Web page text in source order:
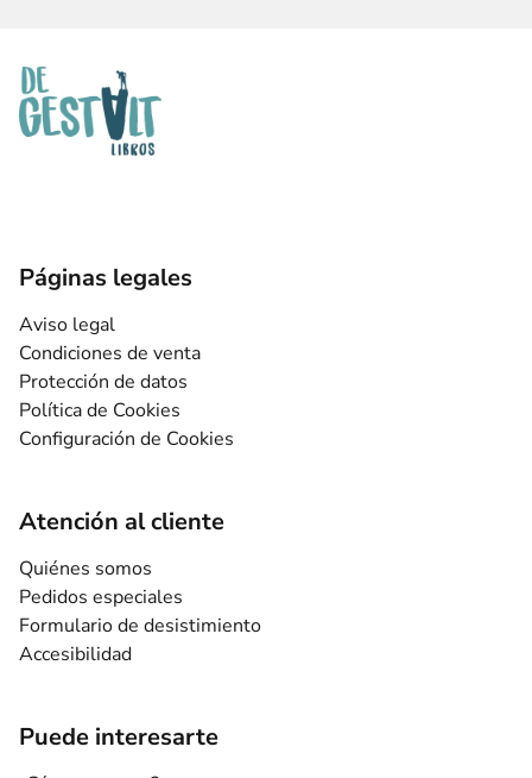
Páginas legales
Aviso legal
Condiciones de venta
Protección de datos
Política de Cookies
Configuración de Cookies
Atención al cliente
Quiénes somos
Pedidos especiales
Formulario de desistimiento
Accesibilidad
Puede interesarte